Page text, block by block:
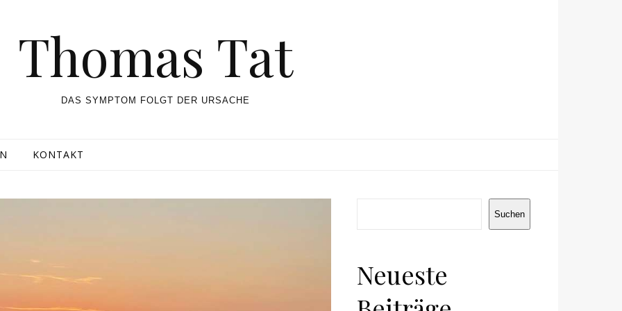
Thomas Tat
DAS SYMPTOM FOLGT DER URSACHE
KONTAKT
Suchen
Neueste